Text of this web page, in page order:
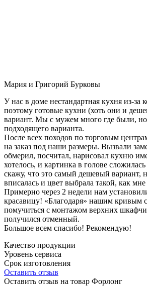
Мария и Григорий Бурковы
У нас в доме нестандартная кухня из-за
поэтому готовые кухни (хоть они и
вариант. Мы с мужем много где были,
подходящего варианта.
После всех походов по торговым
на заказ под наши размеры. Вызвали
обмерил, посчитал, нарисовал кухню
хотелось, и картинка в голове
скажу, что это самый дешевый вариант,
вписалась и цвет выбрала такой, как мне
Примерно через 2 недели нам
красавицу! «Благодаря» нашим кривым
помучиться с монтажом верхних
получился отменный.
Большое всем спасибо! Рекомендую!
Качество продукции
Уровень сервиса
Срок изготовления
Оставить отзыв
Оставить отзыв на товар Форлонг